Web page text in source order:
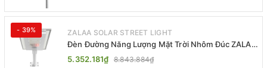
- 39% ZALAA SOLAR STREET LIGHT
Đèn Đường Năng Lượng Mặt Trời Nhôm Đúc ZALAA
ZL-BWH Cao Cấp IP65
5.352.181₫ 8.843.884₫